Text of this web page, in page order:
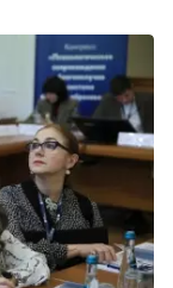
Стажировки
Наноинженерия
Социальная
5
Вокальная студия
Выпускникам 1
Дополнительное
образование 1